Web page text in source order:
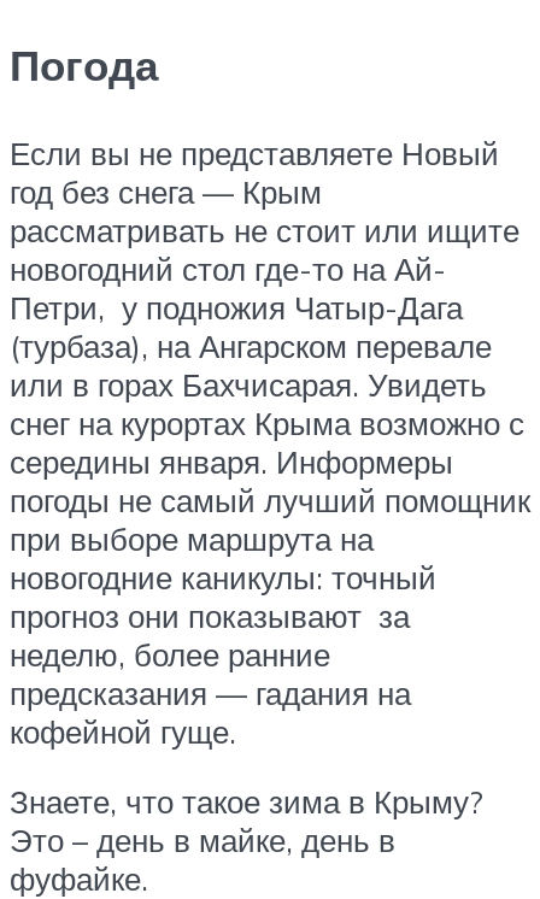
Погода
Если вы не представляете Новый
год без снега — Крым
рассматривать не стоит или ищите
новогодний стол где-то на Ай-
Петри, у подножия Чатыр-Дага
(турбаза), на Ангарском перевале
или в горах Бахчисарая. Увидеть
снег на курортах Крыма возможно с
середины января. Информеры
погоды не самый лучший помощник
при выборе маршрута на
новогодние каникулы: точный
прогноз они показывают за
неделю, более ранние
предсказания — гадания на
кофейной гуще.
Знаете, что такое зима в Крыму?
Это – день в майке, день в
фуфайке.